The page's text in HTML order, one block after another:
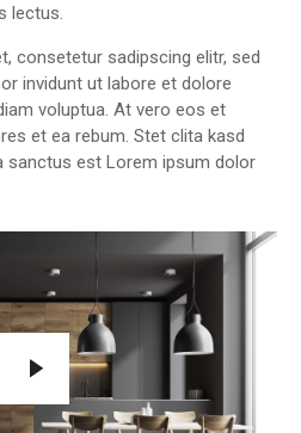
lectus.
consetetur sadipscing elitr, sed
invidunt ut labore et dolore
voluptua. At vero eos et
et ea rebum. Stet clita kasd
sanctus est Lorem ipsum dolor